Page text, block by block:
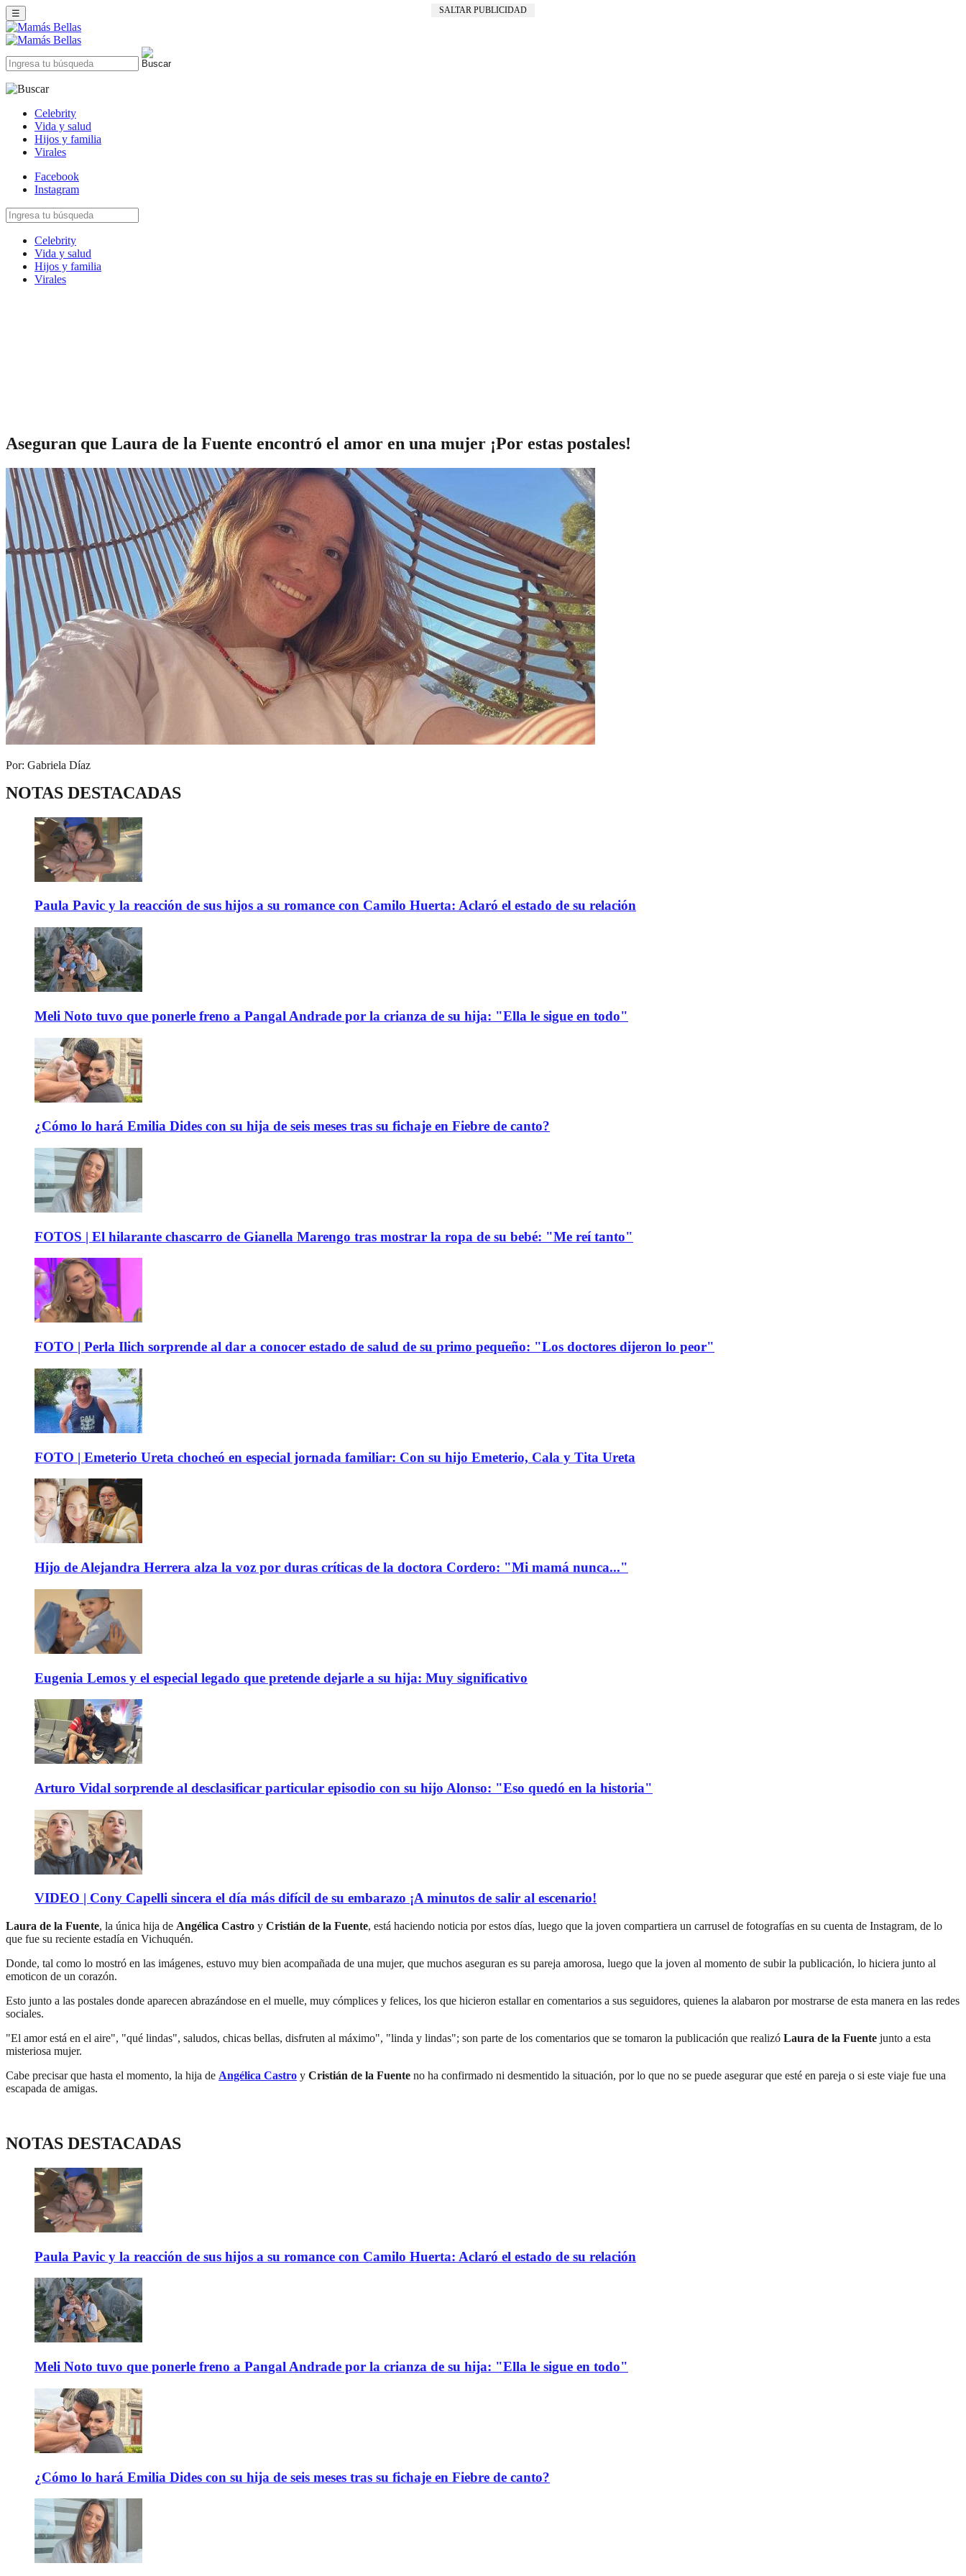
SALTAR PUBLICIDAD
☰
Celebrity
Vida y salud
Hijos y familia
Virales
Facebook
Instagram
Celebrity
Vida y salud
Hijos y familia
Virales
Aseguran que Laura de la Fuente encontró el amor en una mujer ¡Por estas postales!
Por: Gabriela Díaz
NOTAS DESTACADAS
Paula Pavic y la reacción de sus hijos a su romance con Camilo Huerta: Aclaró el estado de su relación
Meli Noto tuvo que ponerle freno a Pangal Andrade por la crianza de su hija: "Ella le sigue en todo"
¿Cómo lo hará Emilia Dides con su hija de seis meses tras su fichaje en Fiebre de canto?
FOTOS | El hilarante chascarro de Gianella Marengo tras mostrar la ropa de su bebé: "Me reí tanto"
FOTO | Perla Ilich sorprende al dar a conocer estado de salud de su primo pequeño: "Los doctores dijeron lo peor"
FOTO | Emeterio Ureta chocheó en especial jornada familiar: Con su hijo Emeterio, Cala y Tita Ureta
Hijo de Alejandra Herrera alza la voz por duras críticas de la doctora Cordero: "Mi mamá nunca..."
Eugenia Lemos y el especial legado que pretende dejarle a su hija: Muy significativo
Arturo Vidal sorprende al desclasificar particular episodio con su hijo Alonso: "Eso quedó en la historia"
VIDEO | Cony Capelli sincera el día más difícil de su embarazo ¡A minutos de salir al escenario!
Laura de la Fuente, la única hija de Angélica Castro y Cristián de la Fuente, está haciendo noticia por estos días, luego que la joven compartiera un carrusel de fotografías en su cuenta de Instagram, de lo
que fue su reciente estadía en Vichuquén.
Donde, tal como lo mostró en las imágenes, estuvo muy bien acompañada de una mujer, que muchos aseguran es su pareja amorosa, luego que la joven al momento de subir la publicación, lo hiciera junto al
emoticon de un corazón.
Esto junto a las postales donde aparecen abrazándose en el muelle, muy cómplices y felices, los que hicieron estallar en comentarios a sus seguidores, quienes la alabaron por mostrarse de esta manera en las redes
sociales.
"El amor está en el aire", "qué lindas", saludos, chicas bellas, disfruten al máximo", "linda y lindas"; son parte de los comentarios que se tomaron la publicación que realizó Laura de la Fuente junto a esta
misteriosa mujer.
Cabe precisar que hasta el momento, la hija de Angélica Castro y Cristián de la Fuente no ha confirmado ni desmentido la situación, por lo que no se puede asegurar que esté en pareja o si este viaje fue una
escapada de amigas.
NOTAS DESTACADAS
Paula Pavic y la reacción de sus hijos a su romance con Camilo Huerta: Aclaró el estado de su relación
Meli Noto tuvo que ponerle freno a Pangal Andrade por la crianza de su hija: "Ella le sigue en todo"
¿Cómo lo hará Emilia Dides con su hija de seis meses tras su fichaje en Fiebre de canto?